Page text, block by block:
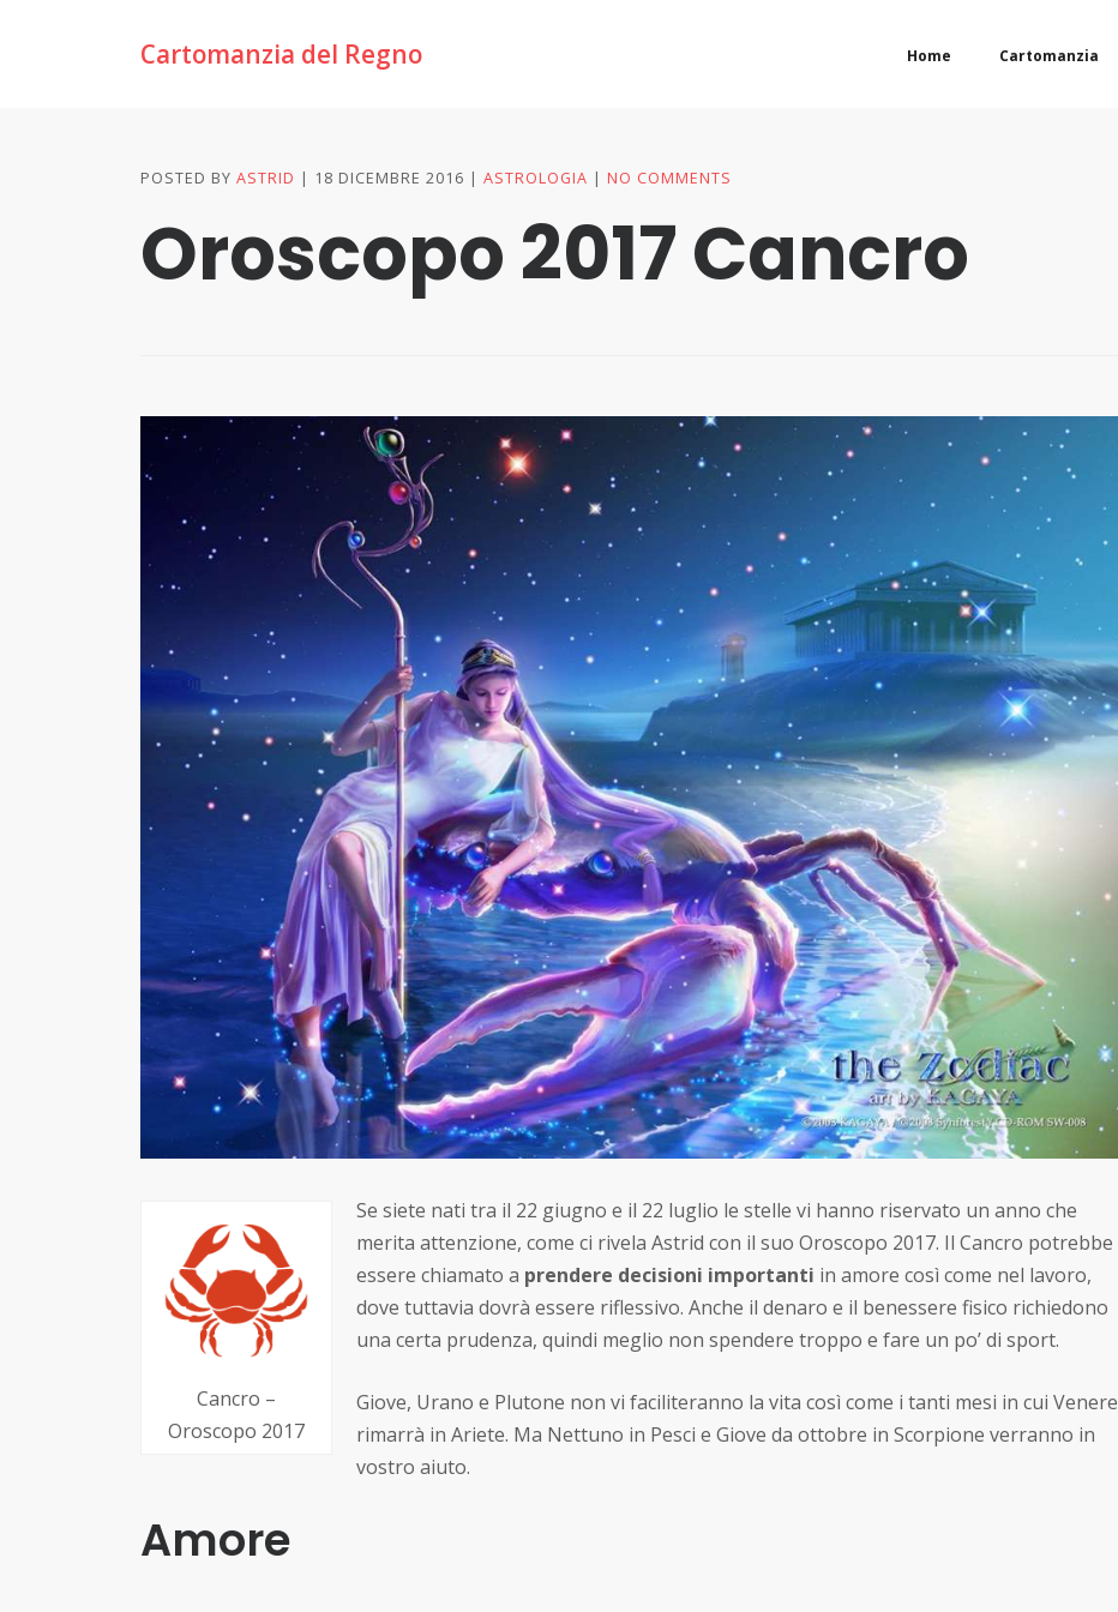
Cartomanzia del Regno Home Cartomanzia
POSTED BY ASTRID 18 DICEMBRE 2016 ASTROLOGIA NO COMMENTS
Oroscopo 2017 Cancro
Cancro –
Oroscopo 2017
Se siete nati tra il 22 giugno e il 22 luglio le stelle vi hanno riservato un anno che
merita attenzione, come ci rivela Astrid con il suo Oroscopo 2017. Il Cancro potrebbe
essere chiamato a prendere decisioni importanti in amore così come nel lavoro,
dove tuttavia dovrà essere riflessivo. Anche il denaro e il benessere fisico richiedono
una certa prudenza, quindi meglio non spendere troppo e fare un po’ di sport.
Giove, Urano e Plutone non vi faciliteranno la vita così come i tanti mesi in cui Venere
rimarrà in Ariete. Ma Nettuno in Pesci e Giove da ottobre in Scorpione verranno in
vostro aiuto.
Amore